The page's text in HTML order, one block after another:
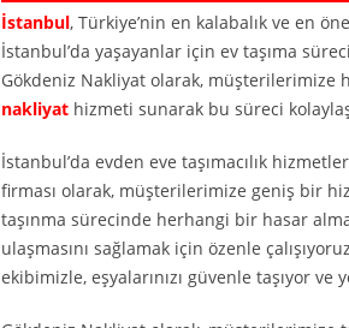
İstanbul, Türkiye’nin en kalabalık ve en
İstanbul’da yaşayanlar için ev taşıma
Gökdeniz Nakliyat olarak, müşterilerimize
nakliyathizmeti sunarak bu süreci
İstanbul’da evden eve taşımacılık
firması olarak, müşterilerimize geniş bir
taşınma sürecinde herhangi bir hasar
ulaşmasını sağlamak için özenle
ekibimizle, eşyalarınızı güvenle taşıyor ve